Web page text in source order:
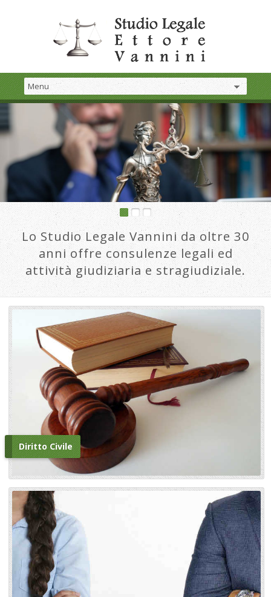
Lo Studio Legale Vannini da oltre 30
anni offre consulenze legali ed
attività giudiziaria e stragiudiziale.
Diritto Civile